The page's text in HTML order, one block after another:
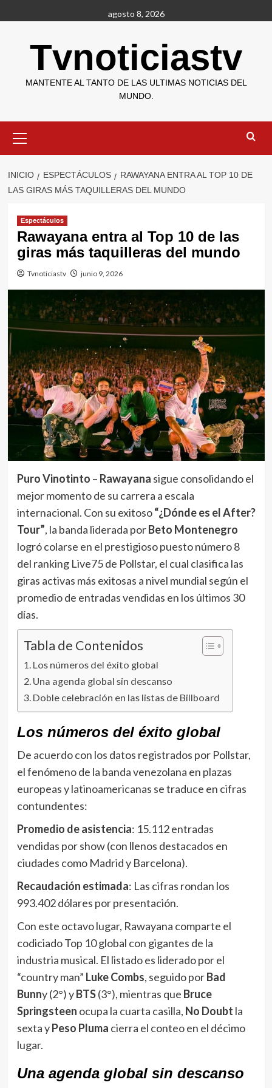
al
agosto 8, 2026
Tvnoticiastv
MANTENTE AL TANTO DE LAS ULTIMAS NOTICIAS DEL
MUNDO.
primario
INICIO ESPECTÁCULOS
RAWAYANA ENTRA AL TOP 10 DE
LAS GIRAS MÁS TAQUILLERAS DEL MUNDO
Espectáculos
Rawayana entra al Top 10 de las
giras más taquilleras del mundo
Tvnoticiastv junio 9, 2026
Puro Vinotinto – Rawayana sigue consolidando el
mejor momento de su carrera a escala
internacional. Con su exitoso“¿Dónde es el After?
Tour”, la banda liderada porBeto Montenegro
logró colarse en el prestigioso puesto número 8
del ranking Live75 de Pollstar, el cual clasifica las
giras activas más exitosas a nivel mundial según el
promedio de entradas vendidas en los últimos 30
días.
Tabla de Contenidos
Los números del éxito global
Una agenda global sin descanso
Doble celebración en las listas de Billboard
Los números del éxito global
De acuerdo con los datos registrados por Pollstar,
el fenómeno de la banda venezolana en plazas
europeas y latinoamericanas se traduce en cifras
contundentes:
Promedio de asistencia: 15.112 entradas
vendidas por show (con llenos destacados en
ciudades como Madrid y Barcelona).
Recaudación estimada: Las cifras rondan los
993.402 dólares por presentación.
Con este octavo lugar, Rawayana comparte el
codiciado Top 10 global con gigantes de la
industria musical. El listado es liderado por el
“country man” Luke Combs, seguido porBad
Bunny (2°) yBTS(3°), mientras que Bruce
Springsteen ocupa la cuarta casilla, No Doubt la
sexta yPeso Pluma cierra el conteo en el décimo
lugar.
Una agenda global sin descanso